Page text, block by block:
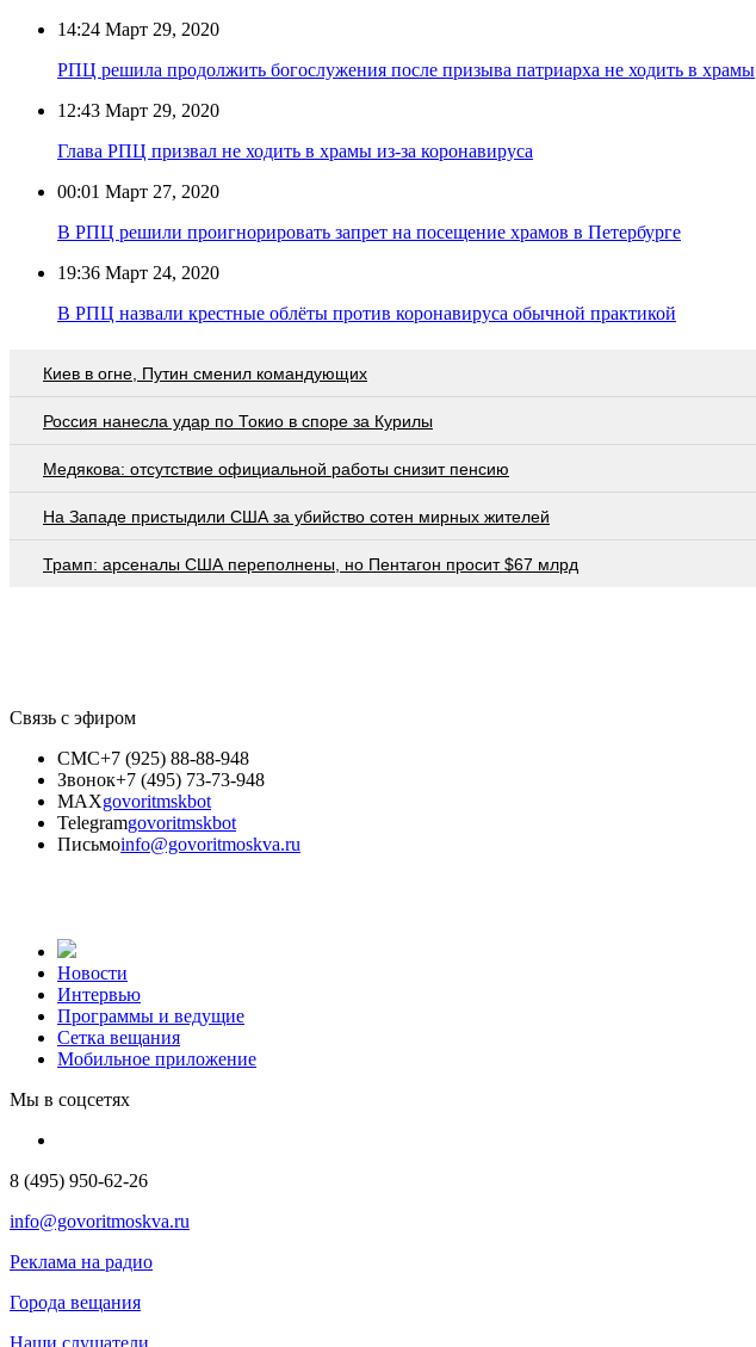
14:24 Март 29, 2020
РПЦ решила продолжить богослужения после призыва патриарха не ходить в храмы
12:43 Март 29, 2020
Глава РПЦ призвал не ходить в храмы из-за коронавируса
00:01 Март 27, 2020
В РПЦ решили проигнорировать запрет на посещение храмов в Петербурге
19:36 Март 24, 2020
В РПЦ назвали крестные облёты против коронавируса обычной практикой
Киев в огне, Путин сменил командующих
Россия нанесла удар по Токио в споре за Курилы
Медякова: отсутствие официальной работы снизит пенсию
На Западе пристыдили США за убийство сотен мирных жителей
Трамп: арсеналы США переполнены, но Пентагон просит $67 млрд
Связь с эфиром
СМС+7 (925) 88-88-948
Звонок+7 (495) 73-73-948
MAXgovoritmskbot
Telegramgovoritmskbot
Письмоinfo@govoritmoskva.ru
Новости
Интервью
Программы и ведущие
Сетка вещания
Мобильное приложение
Мы в соцсетях
8 (495) 950-62-26
info@govoritmoskva.ru
Реклама на радио
Города вещания
Наши слушатели